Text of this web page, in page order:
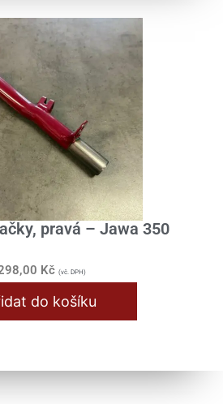
pravá – Jawa 350
Kč (vč. DPH)
do košíku